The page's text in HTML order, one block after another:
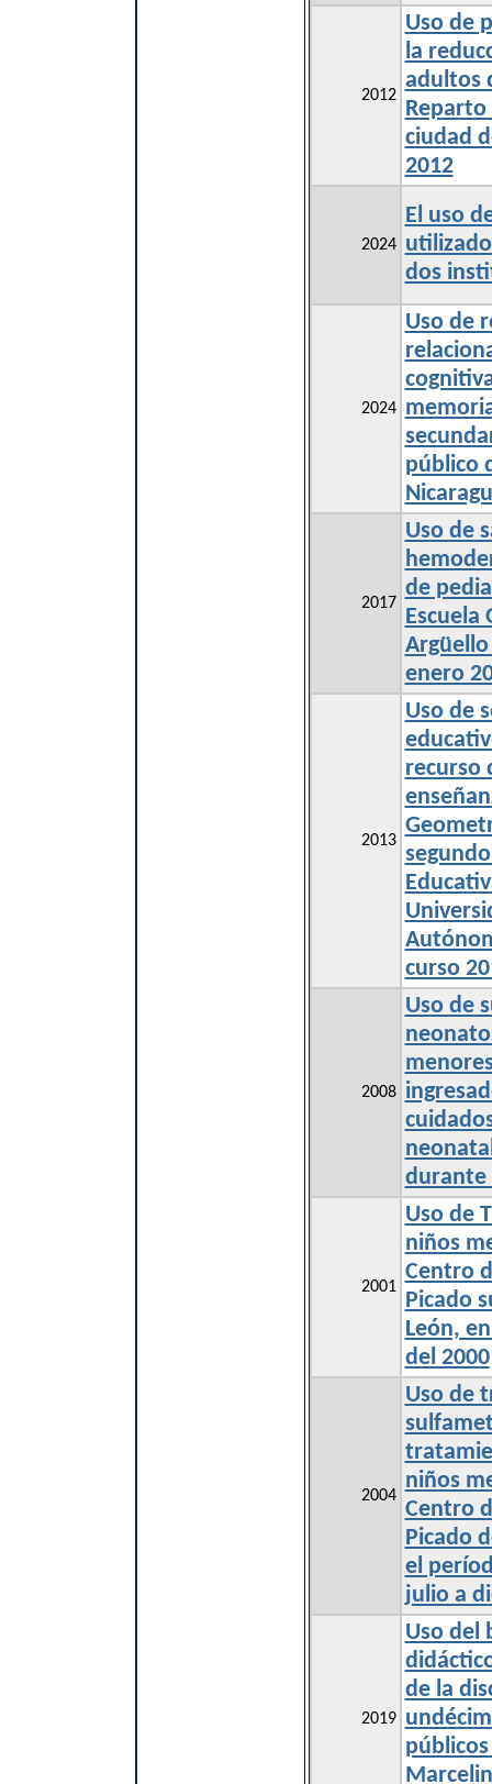
2012
Uso de
la
adultos
Reparto
ciudad
2012
2024
El uso
dos
2024
Uso de
público
2017
Uso de
de
Escuela
enero
2013
Uso de
recurso
curso
2008
Uso de
durante
2001
Uso de
niños
Centro
Picado
León,
del 2000
2004
Uso de
niños
Centro
Picado
el
julio a
2019
Uso del
de la